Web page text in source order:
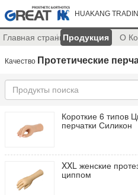
HUAKANG
Главная страницаПродукция О
Качество Протетические
Короткие 6 типов
перчатки Силикон
XXL женские
циппом